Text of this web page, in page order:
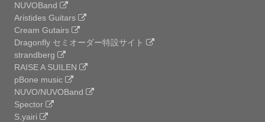
NUVOBand
Aristides Guitars
Cream Gutairs
Dragonfly セミオーダー特設サイト
strandberg
RAISE A SUILEN
pBone music
NUVO/NUVOBand
Spector
S.yairi